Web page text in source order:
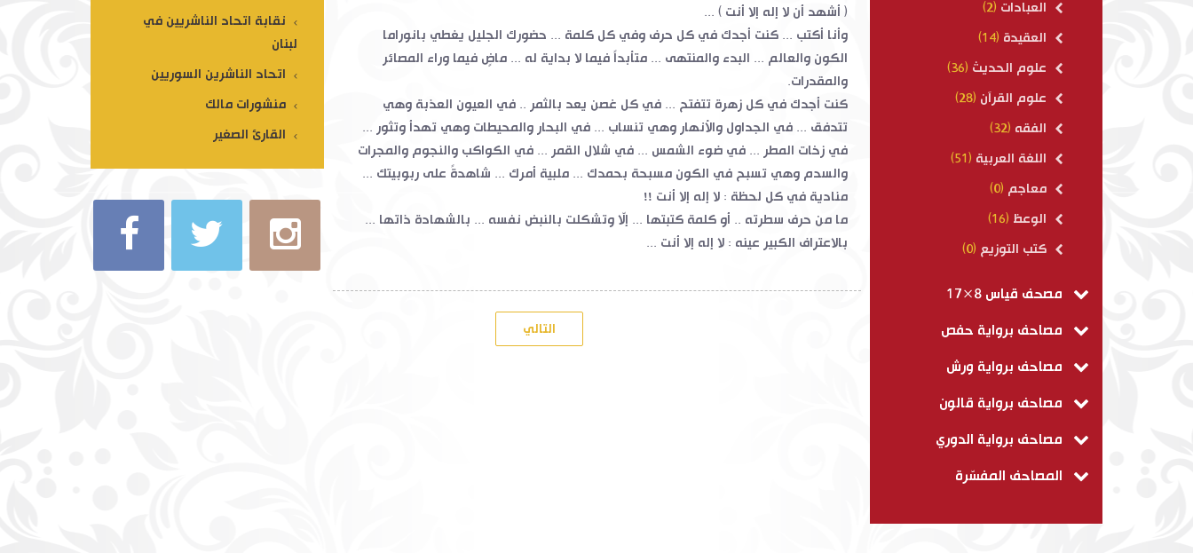
( أشهد أن لا إله إلا أنت ) ...
وأنا أكتب ... كنت أجدك في كل حرف وفي كل كلمة ... حضورك الجليل يغطي بانوراما
الكون والعالم ... البدء والمنتهى ... متأبداً فيما لا بداية له ... ماضٍ فيما وراء المصائر
والمقدرات.
كنت أجدك في كل زهرة تتفتح ... في كل غصن يعد بالثمر .. في العيون العذبة وهي
تتدفق ... في الجداول والأنهار وهي تنساب ... في البحار والمحيطات وهي تهدأ وتثور ...
في زخات المطر ... في ضوء الشمس ... في شلال القمر ... في الكواكب والنجوم والمجرات
والسدم وهي تسبح في الكون مسبحة بحمدك ... ملبية أمرك ... شاهدةً على ربوبيتك ...
منادية في كل لحظة : لا إله إلا أنت !!
ما من حرف سطرته .. أو كلمة كتبتها ... إلّا وتشكلت بالنبض نفسه ... بالشهادة ذاتها ...
بالاعتراف الكبير عينه : لا إله إلا أنت ...
التالي
نقابة اتحاد الناشريين في
لبنان
اتحاد الناشرين السوريين
منشورات مالك
القارئ الصغير
العبادات (2)
العقيدة (14)
علوم الحديث (36)
علوم القرآن (28)
الفقه (32)
اللغة العربية (51)
معاجم (0)
الوعظ (16)
كتب التوزيع (0)
مصحف قياس 8×17
مصاحف برواية حفص
مصاحف برواية ورش
مصاحف برواية قالون
مصاحف برواية الدوري
المصاحف المفسّرة